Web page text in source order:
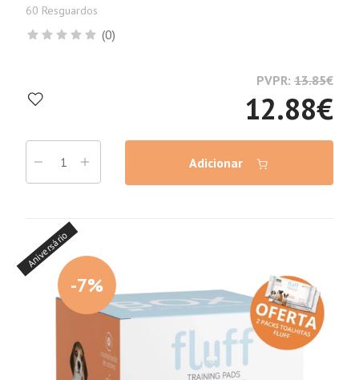
60 Resguardos
(0)
PVPR: 13.85€
12.88€
Adicionar
-7%
Aniversário